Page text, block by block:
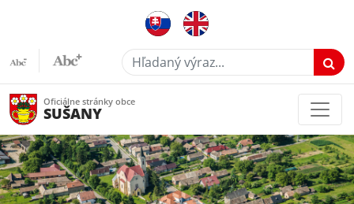
Hľadaný výraz...
Oficiálne stránky obce
SUŠANY